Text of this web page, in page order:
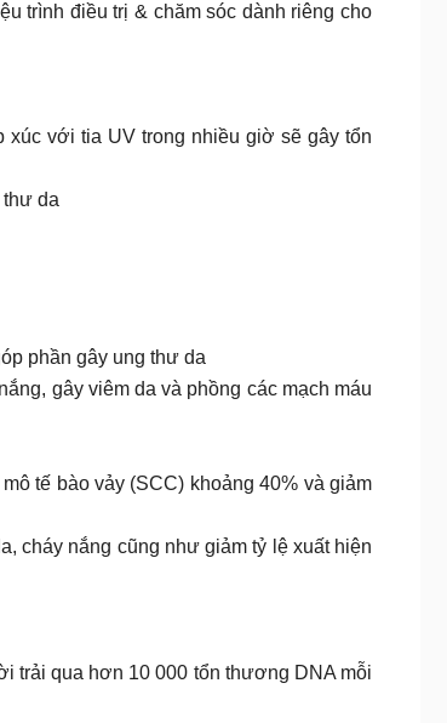
trình điều trị & chăm sóc dành riêng cho
với tia UV trong nhiều giờ sẽ gây tổn
da
phần gây ung thư da
gây viêm da và phồng các mạch máu
tế bào vảy (SCC) khoảng 40% và giảm
cháy nắng cũng như giảm tỷ lệ xuất hiện
trải qua hơn 10 000 tổn thương DNA mỗi